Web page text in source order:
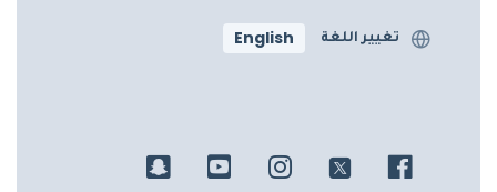
تغيير اللغة English